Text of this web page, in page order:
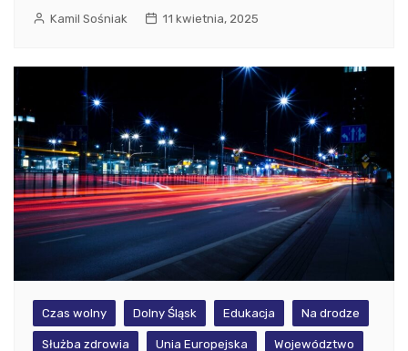
Kamil Sośniak 11 kwietnia, 2025
Czas wolny Dolny Śląsk Edukacja Na drodze
Służba zdrowia Unia Europejska Województwo